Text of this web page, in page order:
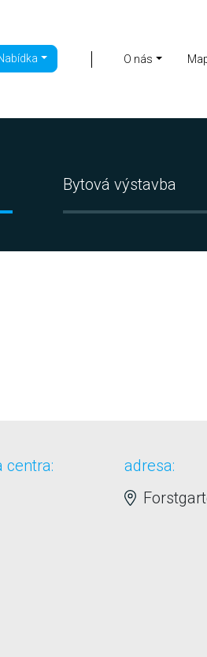
O nás
Bytová výstavba
centra:
adresa: